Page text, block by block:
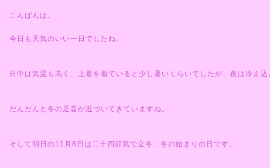
こんばんは。
今日も天気のいい一日でしたね。
日中は気温も高く、上着を着ていると少し暑いくらいでしたが、夜は冷え込
だんだんと冬の足音が近づいてきていますね。
そして明日の11月8日は二十四節気で立冬、冬の始まりの日です。